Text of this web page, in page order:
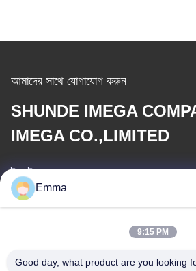
আমাদের সাথে যোগাযোগ করুন
SHUNDE IMEGA
IMEGA CO.,LIMITED
ই-মেইল
Emma
9:15 PM
Good day, what product are you looking